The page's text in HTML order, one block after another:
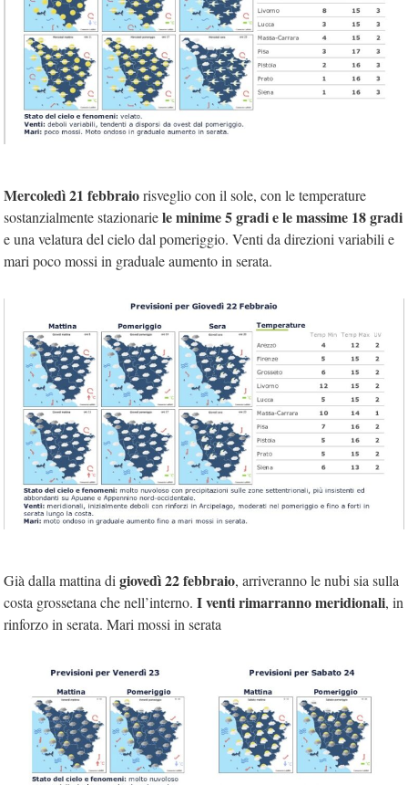
Mercoledì 21 febbraiorisveglio con il sole, con le temperature
sostanzialmente stazionariele minime 5 gradi e le massime 18 gradi
e una velatura del cielo dal pomeriggio. Venti da direzioni variabili e
mari poco mossi in graduale aumento in serata.
Già dalla mattina di giovedì 22 febbraio, arriveranno le nubi sia sulla
costa grossetana che nell’interno. I venti rimarranno meridionali, in
rinforzo in serata. Mari mossi in serata